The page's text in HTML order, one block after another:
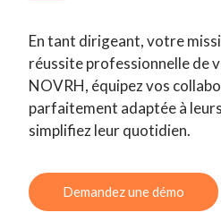
En tant dirigeant, votre
réussite professionnelle de
NOVRH, équipez vos
parfaitement adaptée à
simplifiez leur quotidien.
Demandez une démo